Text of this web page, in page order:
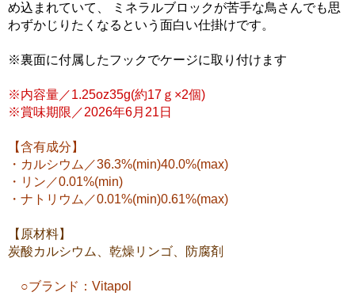
め込まれていて、 ミネラルブロックが苦手な鳥さんでも思
わずかじりたくなるという面白い仕掛けです。
※裏面に付属したフックでケージに取り付けます
※内容量／1.25oz35g(約17ｇ×2個)
※賞味期限／2026年6月21日
【含有成分】
・カルシウム／36.3%(min)40.0%(max)
・リン／0.01%(min)
・ナトリウム／0.01%(min)0.61%(max)
【原材料】
炭酸カルシウム、乾燥リンゴ、防腐剤
○ブランド：Vitapol